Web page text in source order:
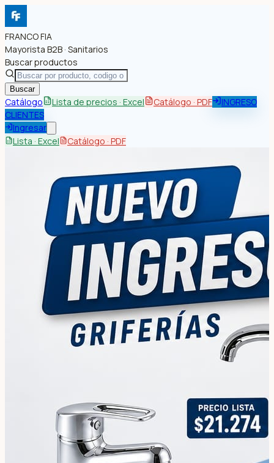
FRANCO FIA
Mayorista B2B · Sanitarios
Buscar productos
Buscar
Catálogo Lista de precios · Excel Catálogo · PDF
INGRESO
CLIENTES
Ingresar
Lista · Excel
Catálogo · PDF